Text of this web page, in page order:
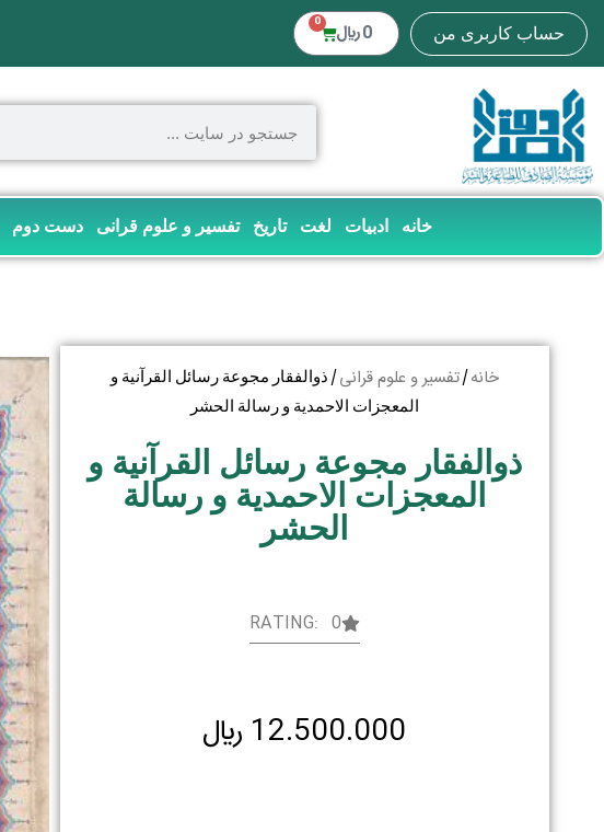
حساب کاربری من 0 ﷼ 0
خانه ادبیات لغت تاریخ تفسیر و علوم قرانی دست دوم
خانه/تفسیر و علوم قرانی/ ذوالفقار مجوعة رسائل القرآنیة و
المعجزات الاحمدیة و رسالة الحشر
ذوالفقار مجوعة رسائل القرآنیة و
المعجزات الاحمدیة و رسالة
الحشر
RATING: 0
12.500.000 ﷼